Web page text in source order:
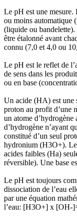
Le pH est une mesure.
ou moins automatique
(liquide ou
être étalonné avant
connu (7,0 et 4,0 ou
Le pH est le reflet de
de sens dans les
ou en base
Un acide (HA) est une
proton au profit d’une
un atome d’hydrogène
d’hydrogène n’ayant
constitué d’un seul
hydronium (H3O+).
acides faibles (Ha)
réversible). Une base
Le pH est toujours
dissociation de l’eau
par une équation
l’eau: [H3O+] x [OH-